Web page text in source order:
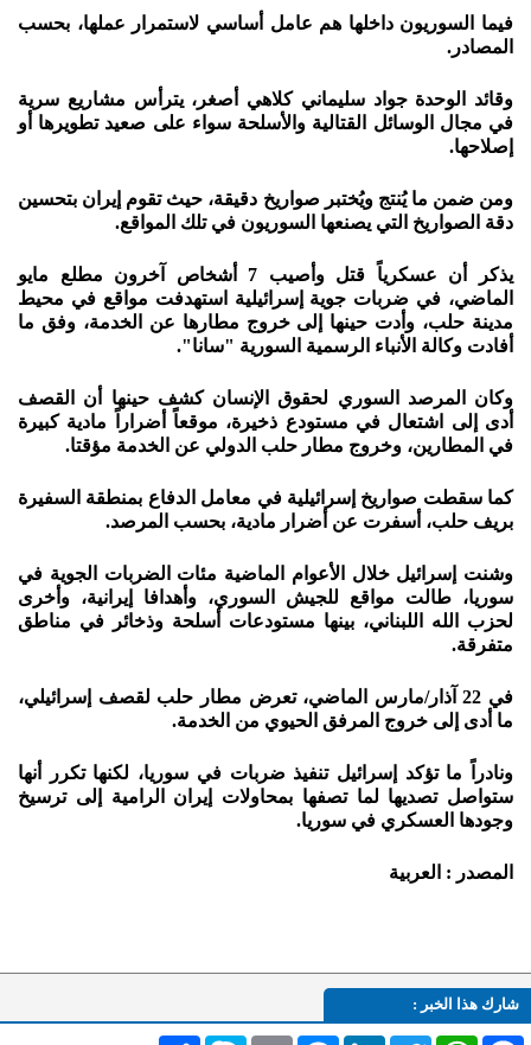
فيما السوريون داخلها هم عامل أساسي لاستمرار عملها، بحسب
المصادر.
وقائد الوحدة جواد سليماني كلاهي أصغر، يترأس مشاريع سرية
في مجال الوسائل القتالية والأسلحة سواء على صعيد تطويرها أو
إصلاحها.
ومن ضمن ما يُنتج ويُختبر صواريخ دقيقة، حيث تقوم إيران بتحسين
دقة الصواريخ التي يصنعها السوريون في تلك المواقع.
يذكر أن عسكرياً قتل وأصيب 7 أشخاص آخرون مطلع مايو
الماضي، في ضربات جوية إسرائيلية استهدفت مواقع في محيط
مدينة حلب، وأدت حينها إلى خروج مطارها عن الخدمة، وفق ما
أفادت وكالة الأنباء الرسمية السورية "سانا".
وكان المرصد السوري لحقوق الإنسان كشف حينها أن القصف
أدى إلى اشتعال في مستودع ذخيرة، موقعاً أضراراً مادية كبيرة
في المطارين، وخروج مطار حلب الدولي عن الخدمة مؤقتا.
كما سقطت صواريخ إسرائيلية في معامل الدفاع بمنطقة السفيرة
بريف حلب، أسفرت عن أضرار مادية، بحسب المرصد.
وشنت إسرائيل خلال الأعوام الماضية مئات الضربات الجوية في
سوريا، طالت مواقع للجيش السوري، وأهدافا إيرانية، وأخرى
لحزب الله اللبناني، بينها مستودعات أسلحة وذخائر في مناطق
متفرقة.
في 22 آذار/مارس الماضي، تعرض مطار حلب لقصف إسرائيلي،
ما أدى إلى خروج المرفق الحيوي من الخدمة.
ونادراً ما تؤكد إسرائيل تنفيذ ضربات في سوريا، لكنها تكرر أنها
ستواصل تصديها لما تصفها بمحاولات إيران الرامية إلى ترسيخ
وجودها العسكري في سوريا.
المصدر : العربية
شارك هذا الخبر :